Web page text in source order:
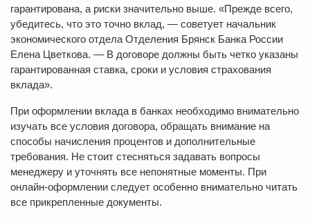
гарантирована, а риски значительно выше. «Прежде всего,
убедитесь, что это точно вклад, — советует начальник
экономического отдела Отделения Брянск Банка России
Елена Цветкова. — В договоре должны быть четко указаны
гарантированная ставка, сроки и условия страхования
вклада».
При оформлении вклада в банках необходимо внимательно
изучать все условия договора, обращать внимание на
способы начисления процентов и дополнительные
требования. Не стоит стесняться задавать вопросы
менеджеру и уточнять все непонятные моменты. При
онлайн-оформлении следует особенно внимательно читать
все прикрепленные документы.